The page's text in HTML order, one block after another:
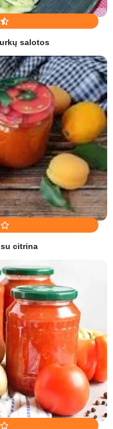
salotos
citrina